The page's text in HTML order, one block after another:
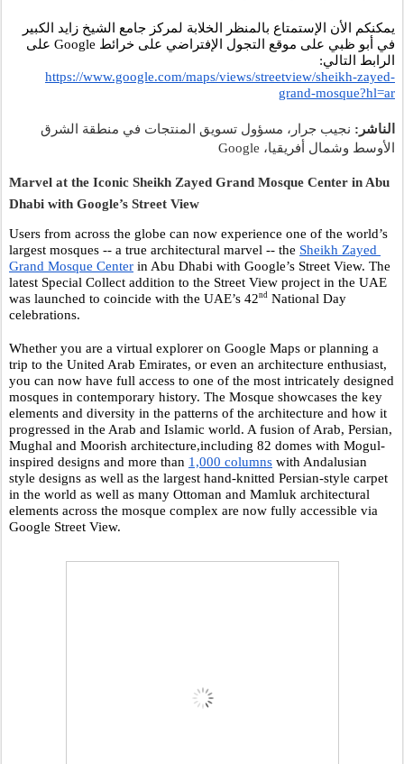
الرابط التالي:
https://www.google.com/maps/views/streetview/sheikh-zayed-
grand-mosque?hl=ar
الناشر:
الأوسط وشمال أفريقيا، Google
Marvel at the Iconic Sheikh Zayed Grand Mosque Center in Abu
Dhabi with Google’s Street View
Users from across the globe can now experience one of the world’s
largest mosques -- a true architectural marvel -- the Sheikh Zayed
Grand Mosque Center in Abu Dhabi with Google’s Street View. The
latest Special Collect addition to the Street View project in the UAE
was launched to coincide with the UAE’s 42nd National Day
celebrations.
Whether you are a virtual explorer on Google Maps or planning a
trip to the United Arab Emirates, or even an architecture enthusiast,
you can now have full access to one of the most intricately designed
mosques in contemporary history. The Mosque showcases the key
elements and diversity in the patterns of the architecture and how it
progressed in the Arab and Islamic world. A fusion of Arab, Persian,
Mughal and Moorish architecture,including 82 domes with Mogul-
inspired designs and more than 1,000 columns with Andalusian
style designs as well as the largest hand-knitted Persian-style carpet
in the world as well as many Ottoman and Mamluk architectural
elements across the mosque complex are now fully accessible via
Google Street View.